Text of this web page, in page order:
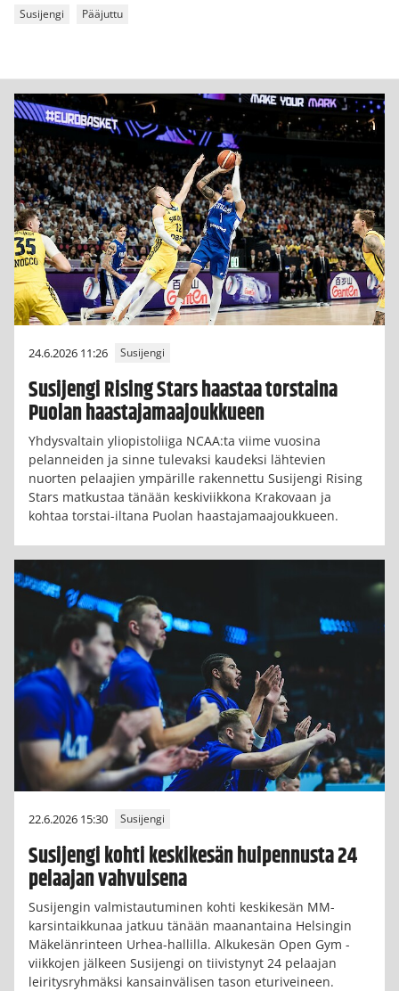
Susijengi Pääjuttu
24.6.2026 11:26 Susijengi
Susijengi Rising Stars haastaa torstaina
Puolan haastajamaajoukkueen
Yhdysvaltain yliopistoliiga NCAA:ta viime vuosina
pelanneiden ja sinne tulevaksi kaudeksi lähtevien
nuorten pelaajien ympärille rakennettu Susijengi Rising
Stars matkustaa tänään keskiviikkona Krakovaan ja
kohtaa torstai-iltana Puolan haastajamaajoukkueen.
22.6.2026 15:30 Susijengi
Susijengi kohti keskikesän huipennusta 24
pelaajan vahvuisena
Susijengin valmistautuminen kohti keskikesän MM-
karsintaikkunaa jatkuu tänään maanantaina Helsingin
Mäkelänrinteen Urhea-hallilla. Alkukesän Open Gym -
viikkojen jälkeen Susijengi on tiivistynyt 24 pelaajan
leiritysryhmäksi kansainvälisen tason eturiveineen.